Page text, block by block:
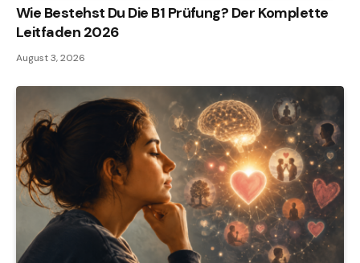
Wie Bestehst Du Die B1 Prüfung? Der Komplette
Leitfaden 2026
August 3, 2026